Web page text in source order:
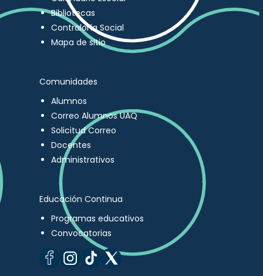
Bibliotecas
Contraloría Social
Mapa de sitio
Comunidades
Alumnos
Correo Alumnos UAQ
Solicitud Correo
Docentes
Administrativos
Educación Continua
Programas educativos
Convocatorias